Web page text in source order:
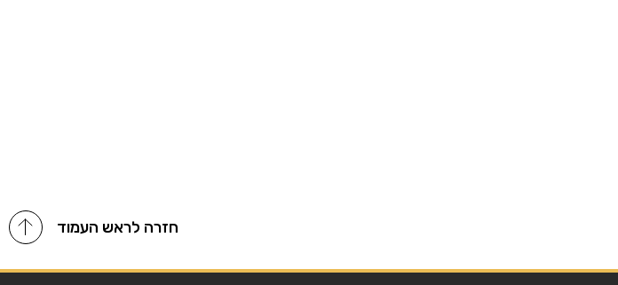
חזרה לראש העמוד